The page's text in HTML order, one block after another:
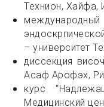
Технион, Хайфа,
– университет
диссекция
Асаф Арофэх,
курс
Медицинский